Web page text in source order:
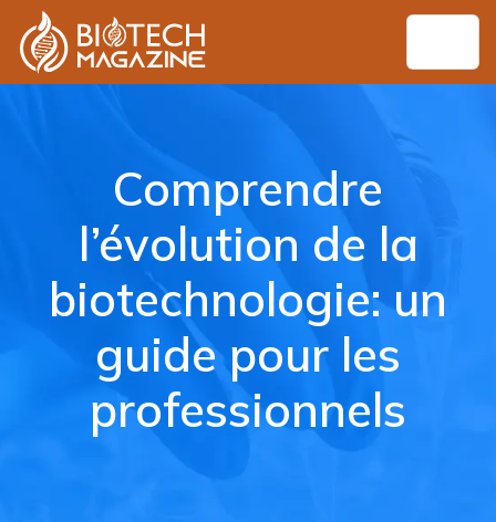
Comprendre
l’évolution de la
biotechnologie: un
guide pour les
professionnels